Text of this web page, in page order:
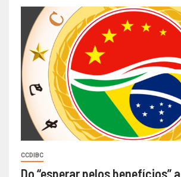
CCDIBC
Do “esperar pelos benefícios”